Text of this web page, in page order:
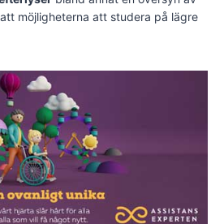
möjligheterna att studera på lägre